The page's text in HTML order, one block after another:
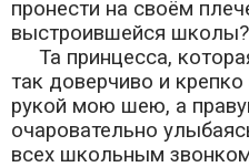
пронести на своём
выстроившейся
Та принцесса,
так доверчиво и
рукой мою шею, а
очаровательно
всех школьным